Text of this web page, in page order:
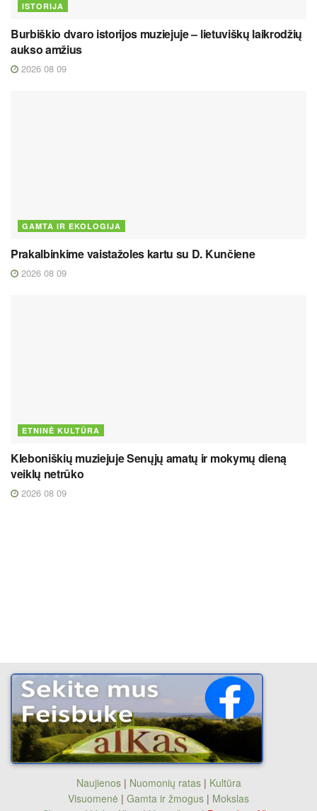
ISTORIJA
Burbiškio dvaro istorijos muziejuje – lietuviškų laikrodžių
aukso amžius
2026 08 09
GAMTA IR EKOLOGIJA
Prakalbinkime vaistažoles kartu su D. Kunčiene
2026 08 09
ETNINĖ KULTŪRA
Kleboniškių muziejuje Senųjų amatų ir mokymų dieną
veiklų netrūko
2026 08 09
Naujienos| Nuomonių ratas| Kultūra
Visuomenė | Gamta ir žmogus | Mokslas